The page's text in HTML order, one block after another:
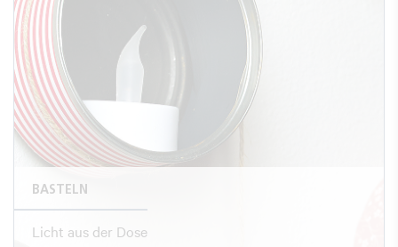
BASTELN
Licht aus der Dose